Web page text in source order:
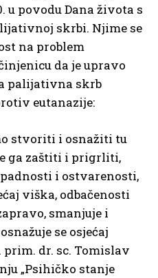
u povodu Dana života s
skrbi. Njime se
na problem
da je upravo
palijativna skrb
eutanazije:
stvoriti i osnažiti tu
ga zaštiti i prigrliti,
i ostvarenosti,
viška, odbačenosti
smanjuje i
se osjećaj
prim. dr. sc. Tomislav
„Psihičko stanje